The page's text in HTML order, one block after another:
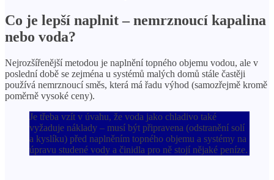
Co je lepší naplnit – nemrznoucí kapalina
nebo voda?
Nejrozšířenější metodou je naplnění topného objemu vodou, ale v
poslední době se zejména u systémů malých domů stále častěji
používá nemrznoucí směs, která má řadu výhod (samozřejmě kromě
poměrně vysoké ceny).
Je třeba vzít v úvahu, že voda jako chladivo také
vyžaduje náklady – musí být připravena (odstranění solí
a kyslíku) před naplněním topného objemu a systémy na
úpravu studené vody a činidla pro ně stojí nějaké peníze.